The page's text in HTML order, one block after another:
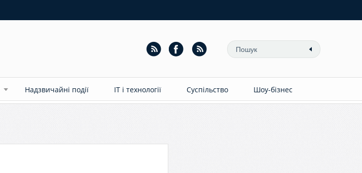
Надзвичайні події ІТ і технології Суспільство Шоу-бізнес